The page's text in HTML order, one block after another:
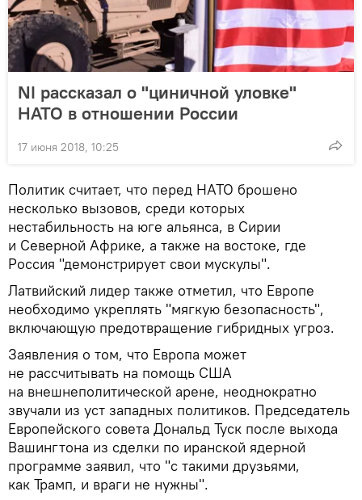
NI рассказал о "циничной уловке"
НАТО в отношении России
17 июня 2018, 10:25
Политик считает, что перед НАТО брошено
несколько вызовов, среди которых
нестабильность на юге альянса, в Сирии
и Северной Африке, а также на востоке, где
Россия "демонстрирует свои мускулы".
Латвийский лидер также отметил, что Европе
необходимо укреплять "мягкую безопасность",
включающую предотвращение гибридных угроз.
Заявления о том, что Европа может
не рассчитывать на помощь США
на внешнеполитической арене, неоднократно
звучали из уст западных политиков. Председатель
Европейского совета Дональд Туск после выхода
Вашингтона из сделки по иранской ядерной
программе заявил, что "с такими друзьями,
как Трамп, и враги не нужны".